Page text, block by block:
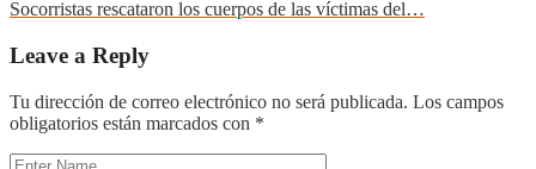
Socorristas rescataron los cuerpos de las víctimas del…
Leave a Reply
Tu dirección de correo electrónico no será publicada. Los campos
obligatorios están marcados con *